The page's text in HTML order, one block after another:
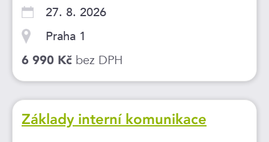
27. 8. 2026
Praha 1
6 990 Kč bez DPH
Základy interní komunikace